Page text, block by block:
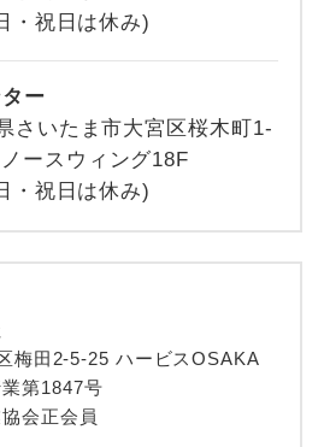
・祝日は休み)
ー
さいたま市大宮区桜木町1-
ースウィング18F
・祝日は休み)
梅田2-5-25 ハービスOSAKA
第1847号
会正会員